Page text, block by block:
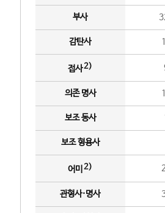
부사
감탄사
접사2)
의존 명사
보조 동사
보조 형용사
어미 2)
관형사·명사